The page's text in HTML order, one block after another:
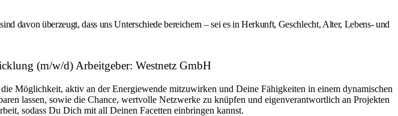
davon überzeugt, dass uns Unterschiede bereichern – sei es in Herkunft, Geschlecht, Alter, Lebens- und
(m/w/d) Arbeitgeber: Westnetz GmbH
Möglichkeit, aktiv an der Energiewende mitzuwirken und Deine Fähigkeiten in einem dynamischen
lassen, sowie die Chance, wertvolle Netzwerke zu knüpfen und eigenverantwortlich an Projekten
sodass Du Dich mit all Deinen Facetten einbringen kannst.